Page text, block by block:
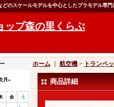
どのスケールモデルを中心としたプラモデル専
ップ森の里くらぶ
月»
金 土
ホーム 航空機 > トランペ
商品詳細